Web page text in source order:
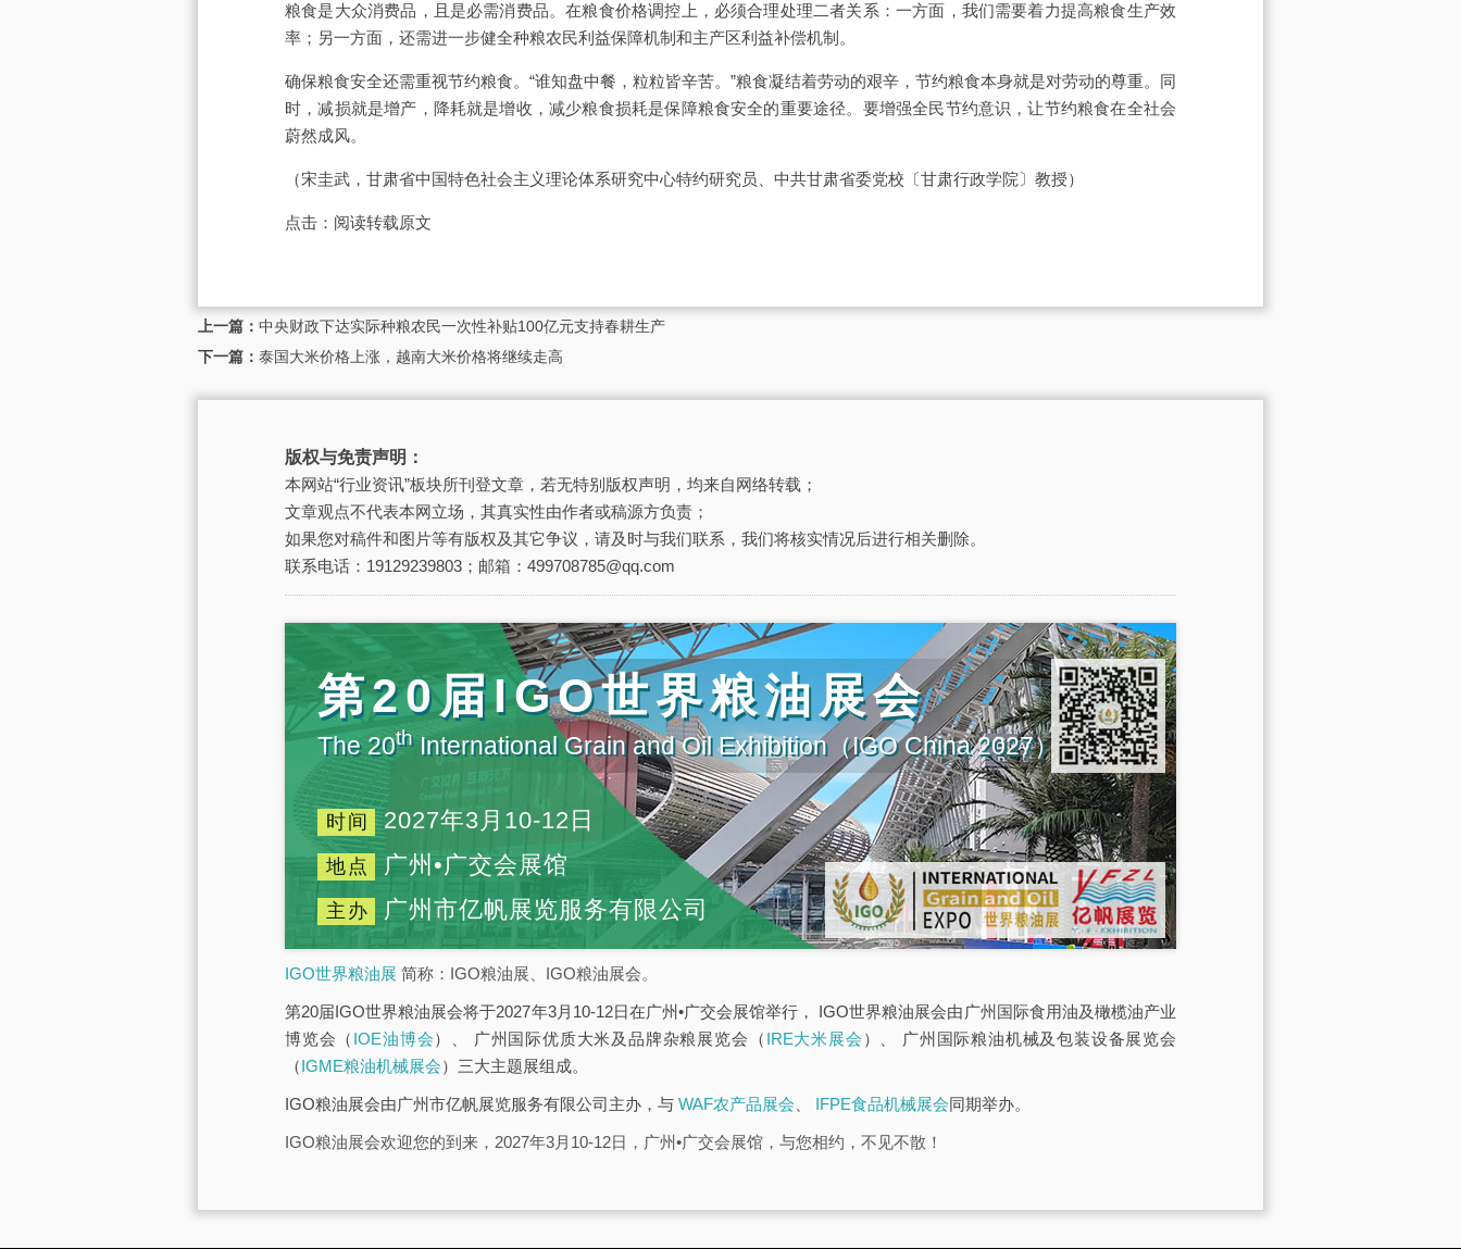
粮食是大众消费品，且是必需消费品。在粮食价格调控上，必须合理处理二者关系：一方面，我们需要着力提高粮食生产效
率；另一方面，还需进一步健全种粮农民利益保障机制和主产区利益补偿机制。
确保粮食安全还需重视节约粮食。“谁知盘中餐，粒粒皆辛苦。”粮食凝结着劳动的艰辛，节约粮食本身就是对劳动的尊重。同
时，减损就是增产，降耗就是增收，减少粮食损耗是保障粮食安全的重要途径。要增强全民节约意识，让节约粮食在全社会
蔚然成风。
（宋圭武，甘肃省中国特色社会主义理论体系研究中心特约研究员、中共甘肃省委党校〔甘肃行政学院〕教授）
点击： 阅读转载原文
上一篇： 中央财政下达实际种粮农民一次性补贴100亿元支持春耕生产
下一篇： 泰国大米价格上涨，越南大米价格将继续走高
版权与免责声明：
本网站“行业资讯”板块所刊登文章，若无特别版权声明，均来自网络转载；
文章观点不代表本网立场，其真实性由作者或稿源方负责；
如果您对稿件和图片等有版权及其它争议，请及时与我们联系，我们将核实情况后进行相关删除。
联系电话：19129239803；邮箱：499708785@qq.com
第20届IGO世界粮油展会
The 20thInternational Grain and Oil Exhibition（IGO China 2027）
时间 2027年3月10-12日
地点 广州•广交会展馆
主办 广州市亿帆展览服务有限公司
IGO世界粮油展 简称：IGO粮油展、IGO粮油展会。
第20届IGO世界粮油展会将于2027年3月10-12日在广州•广交会展馆举行， IGO世界粮油展会由广州国际食用油及橄榄油产业
博览会（ IOE油博会）、 广州国际优质大米及品牌杂粮展览会（ IRE大米展会 ）、 广州国际粮油机械及包装设备展览会
（IGME粮油机械展会）三大主题展组成。
IGO粮油展会由广州市亿帆展览服务有限公司主办，与 WAF农产品展会 IFPE食品机械展会同期举办。
IGO粮油展会欢迎您的到来，2027年3月10-12日，广州•广交会展馆，与您相约，不见不散！